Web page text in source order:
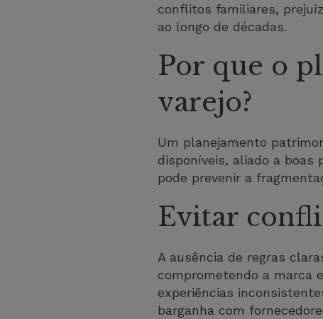
conflitos familiares,
ao longo de décadas.
Por que o
varejo?
Um planejamento
disponíveis, aliado a
pode prevenir a
Evitar
A ausência de regras
comprometendo a marca
experiências
barganha com